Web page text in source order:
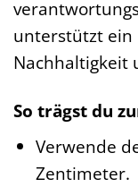
unterstützt ein
Nachhaltigkeit
So trägst du
Verwende
Zentimeter.